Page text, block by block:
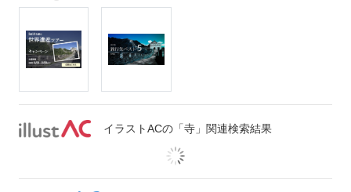
イラストACの「寺」関連検索結果